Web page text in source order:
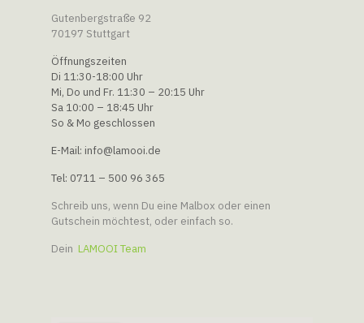
Gutenbergstraße 92
70197 Stuttgart
Öffnungszeiten
Di 11:30-18:00 Uhr
Mi, Do und Fr. 11:30 – 20:15 Uhr
Sa 10:00 – 18:45 Uhr
So & Mo geschlossen
E-Mail: info@lamooi.de
Tel: 0711 – 500 96 365
Schreib uns, wenn Du eine Malbox oder einen
Gutschein möchtest, oder einfach so.
Dein LAMOOI Team